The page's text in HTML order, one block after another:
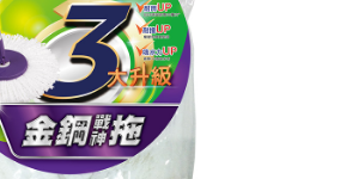
」時，將依據個別帳號之用戶狀況，依本公司即
；若仍有額度不足之情形，本公司將視審查結果
或使用他人資訊註冊。若發現惡意使用之情形，
權停止該用戶之使用額度並採取法律行動。